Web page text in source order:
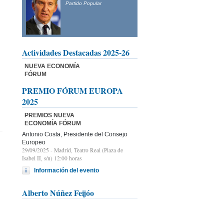
Partido Popular
Actividades Destacadas 2025-26
NUEVA ECONOMÍA
FÓRUM
PREMIO FÓRUM EUROPA
2025
PREMIOS NUEVA
ECONOMÍA FÓRUM
Antonio Costa, Presidente del Consejo
Europeo
29/09/2025 - Madrid, Teatro Real (Plaza de
Isabel II, s/n) 12:00 horas
Información del evento
Alberto Núñez Feijóo